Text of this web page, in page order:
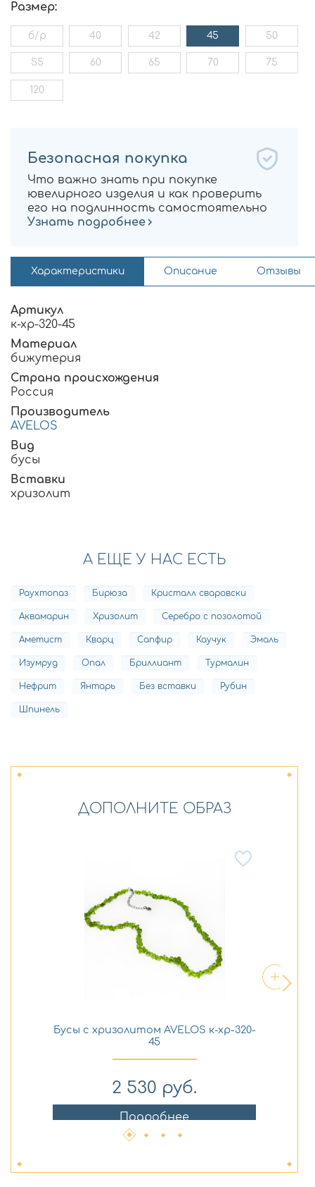
Размер:
б/р 40 42 45 50
55 60 65 70 75
120
Безопасная покупка
Что важно знать при покупке
ювелирного изделия и как проверить
его на подлинность самостоятельно
Узнать подробнее
Характеристики Описание Отзывы
Артикул
к-хр-320-45
Материал
бижутерия
Страна происхождения
Россия
Производитель
AVELOS
Вид
бусы
Вставки
хризолит
А ЕЩЕ У НАС ЕСТЬ
Раухтопаз Бирюза Кристалл сваровски
Аквамарин Хризолит Серебро с позолотой
Аметист Кварц Сапфир Каучук Эмаль
Изумруд Опал Бриллиант Турмалин
Нефрит Янтарь Без вставки Рубин
Шпинель
ДОПОЛНИТЕ ОБРАЗ
Бусы с хризолитом AVELOS к-хр-320-
45
2 530 руб.
Подробнее